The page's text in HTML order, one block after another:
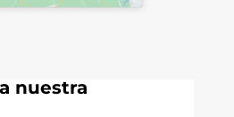
nuestra